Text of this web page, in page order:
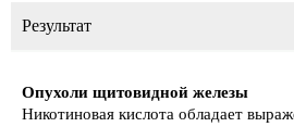
Результат
Опухоли щитовидной железы
Никотиновая кислота обладает